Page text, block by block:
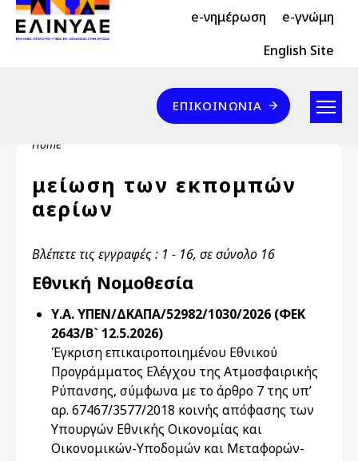
Skip to main content
Header Top 2 e-νημέρωση e-γνώμη
Header Top English Site
Επικοινωνία
ΕΠΙΚΟΙΝΩΝΊΑ
Breadcrumb
Home
μείωση των εκπομπών
αερίων
Βλέπετε τις εγγραφές : 1 - 16, σε σύνολο 16
Εθνική Νομοθεσία
Υ.Α. ΥΠΕΝ/ΔΚΑΠΑ/52982/1030/2026 (ΦΕΚ
2643/Β` 12.5.2026)
Έγκριση επικαιροποιημένου Εθνικού
Προγράμματος Ελέγχου της Ατμοσφαιρικής
Ρύπανσης, σύμφωνα με το άρθρο 7 της υπ’
αρ. 67467/3577/2018 κοινής απόφασης των
Υπουργών Εθνικής Οικονομίας και
Οικονομικών-Υποδομών και Μεταφορών-